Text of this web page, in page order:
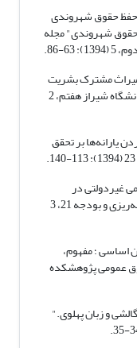
حفظ حقوق شهروندی
حقوق شهروندی" مجله
86.
میراث مشترک بشریت
در فضای ماورای جو" مجله مطالعات حقوقی دانشگاه شیراز هفتم، 2
یارانه‌ها بر تحقق
غیردولتی در
خصوصی‌سازی ایران و آثار آن" فصلنامه برنامه‌ریزی و بودجه 21، 3
اساسی ؛ مفهوم،
عمومی پژوهشکده
و زبان پهلوی."